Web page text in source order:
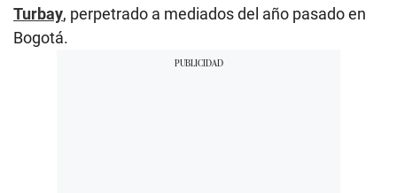
Turbay, perpetrado a mediados del año pasado en
Bogotá.